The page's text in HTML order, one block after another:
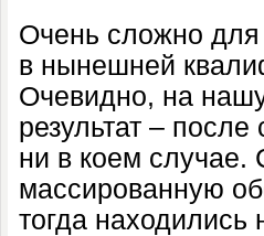
Очень сложно
в нынешней
Очевидно, на нашу
результат –
ни в коем случае.
массированную
тогда